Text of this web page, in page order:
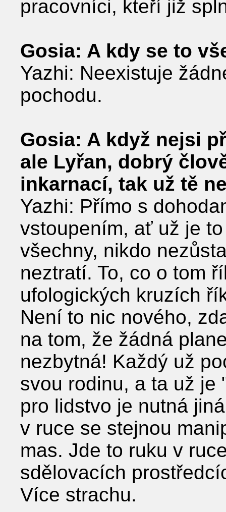
pracovníci, kteří již
Gosia: A kdy se to
Yazhi: Neexistuje
pochodu.
Gosia: A když nejsi
ale Lyřan, dobrý
inkarnací, tak už tě
Yazhi: Přímo s
vstoupením, ať už je
všechny, nikdo
neztratí. To, co o tom
ufologických kruzích
Není to nic nového,
na tom, že žádná
nezbytná! Každý už
svou rodinu, a ta už je
pro lidstvo je nutná
v ruce se stejnou
mas. Jde to ruku v
sdělovacích
Více strachu.